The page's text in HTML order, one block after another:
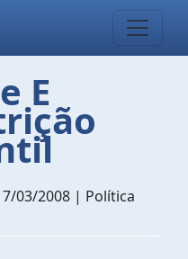
E
03/2008 | Política